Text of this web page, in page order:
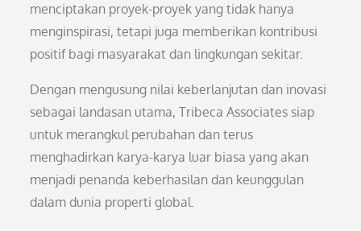
menciptakan proyek-proyek yang tidak hanya
menginspirasi, tetapi juga memberikan kontribusi
positif bagi masyarakat dan lingkungan sekitar.
Dengan mengusung nilai keberlanjutan dan inovasi
sebagai landasan utama, Tribeca Associates siap
untuk merangkul perubahan dan terus
menghadirkan karya-karya luar biasa yang akan
menjadi penanda keberhasilan dan keunggulan
dalam dunia properti global.